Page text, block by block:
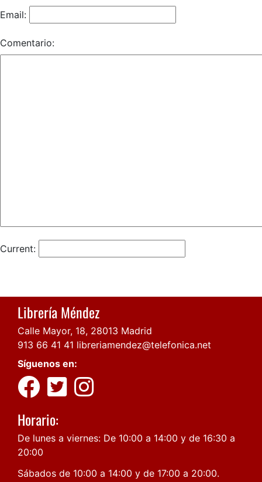
Email:
Comentario:
Current:
Librería Méndez
Calle Mayor, 18, 28013 Madrid
913 66 41 41 libreriamendez@telefonica.net
Síguenos en:
Horario:
De lunes a viernes: De 10:00 a 14:00 y de 16:30 a
20:00
Sábados de 10:00 a 14:00 y de 17:00 a 20:00.